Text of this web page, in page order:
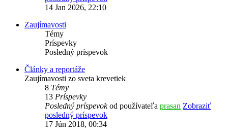
14 Jan 2026, 22:10
Zaujímavosti
Témy
Príspevky
Posledný príspevok
Články a reportáže
Zaujímavosti zo sveta krevetiek
8 Témy
13 Príspevky
Posledný príspevokod používateľa prasan Zobraziť
posledný príspevok
17 Jún 2018, 00:34